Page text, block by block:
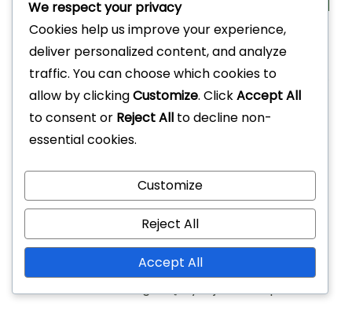
Jak formacja 4-2-3-1
wypada w porównaniu do
innych formacji?
atakiem a obroną, oferując elastyczność
taktyczną, która może dostosować się do
różnych scenariuszy meczowych. W porównaniu
do formacji takich jak 4-4-2 i 3-5-2, zapewnia
wyraźne zalety i wyzwania, które wpływają na
We respect your privacy
Cookies help us improve your experience,
deliver personalized content, and analyze
traffic. You can choose which cookies to
allow by clickingCustomize. ClickAccept All
to consent or Reject All to decline non-
essential cookies.
Customize
Reject All
Accept All